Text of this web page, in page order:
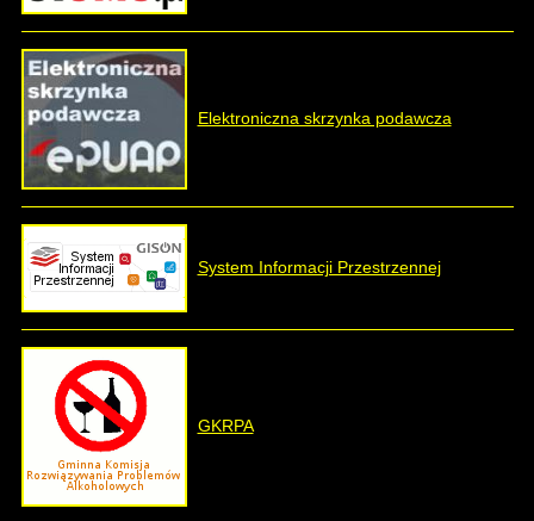
Elektroniczna skrzynka podawcza
System Informacji Przestrzennej
GKRPA